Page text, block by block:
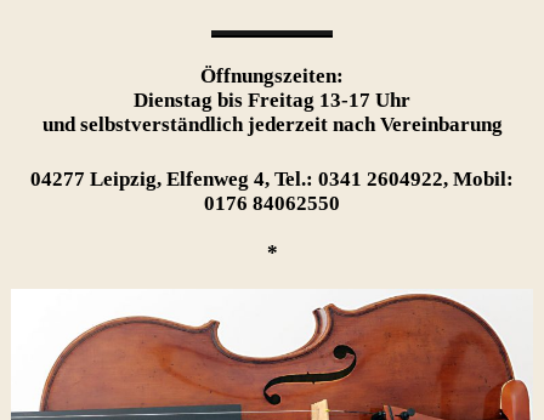
Öffnungszeiten:
Dienstag bis Freitag 13-17 Uhr
und selbstverständlich jederzeit nach Vereinbarung
04277 Leipzig, Elfenweg 4, Tel.: 0341 2604922, Mobil:
0176 84062550
*